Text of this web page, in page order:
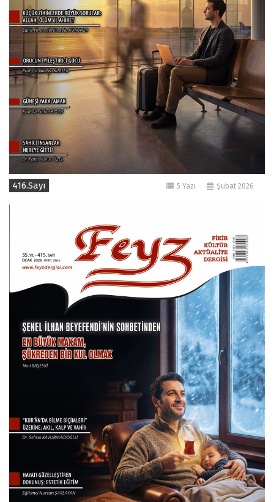
416.Sayı Şubat 2026
5 Yazı